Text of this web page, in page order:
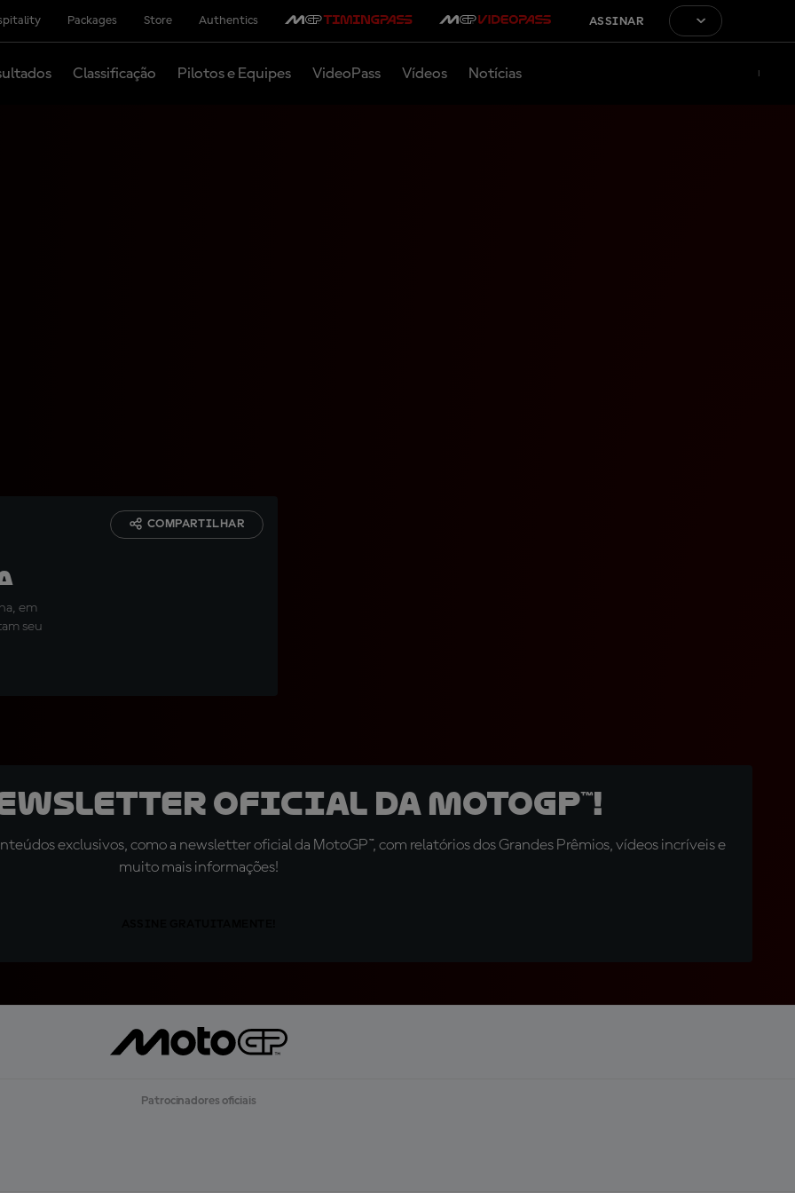
Packages Store Authentics ASSINAR
Classificação Pilotos e Equipes VideoPass Vídeos Notícias
em
seu
COMPARTILHAR
oficial da MotoGP™!
exclusivos, como a newsletter oficial da MotoGP™, com relatórios dos Grandes Prêmios, vídeos incríveis e
muito mais informações!
Patrocinadores oficiais